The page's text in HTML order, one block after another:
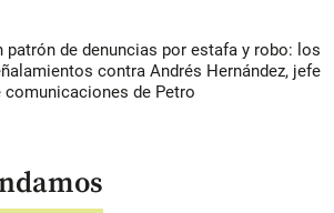
patrón de denuncias por estafa y robo: los
contra Andrés Hernández, jefe
comunicaciones de Petro